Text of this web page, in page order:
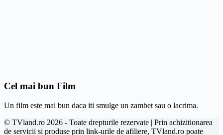
Cel mai bun Film
Un film este mai bun daca iti smulge un zambet sau o lacrima.
© TVland.ro 2026 - Toate drepturile rezervate | Prin achizitionarea
de servicii si produse prin link-urile de afiliere, TVland.ro poate